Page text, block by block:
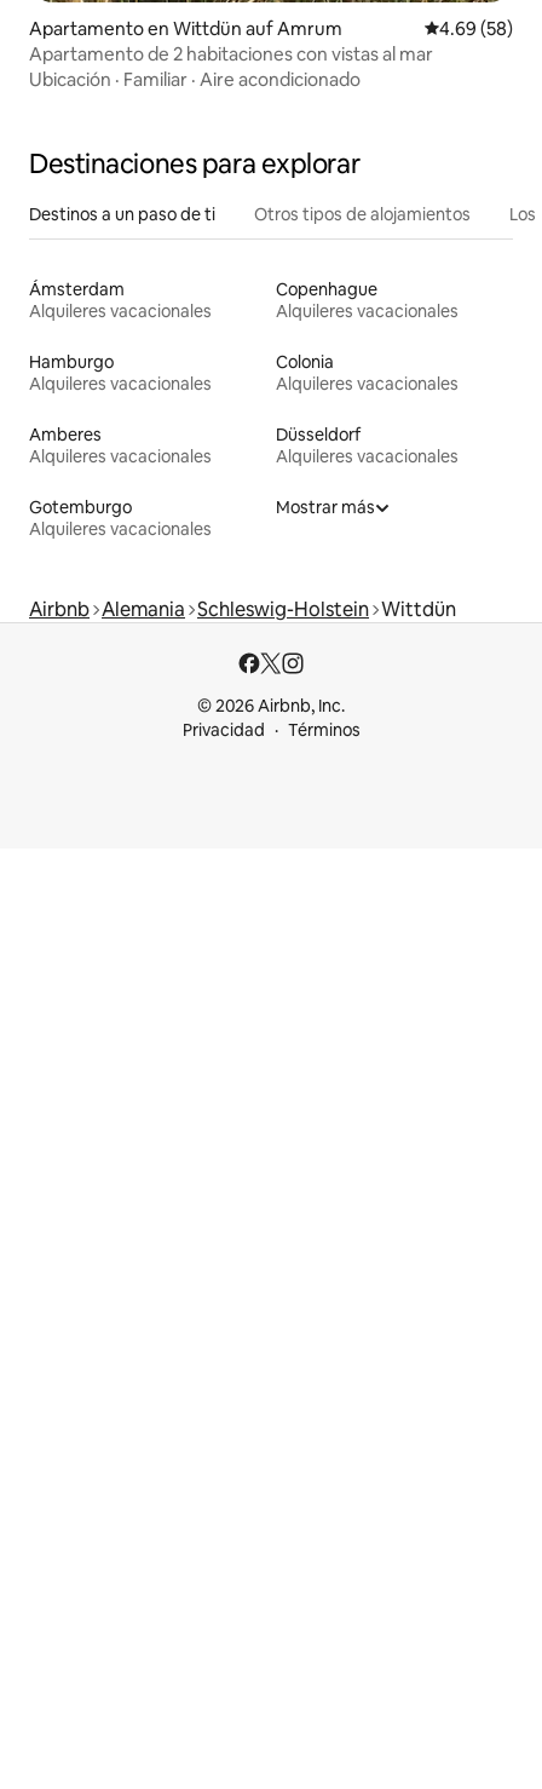
Apartamento en Wittdün auf Amrum Calificación
4.69 (58)
Apartamento de 2 habitaciones con vistas al mar
Ubicación · Familiar · Aire acondicionado
Destinaciones para explorar
Destinos a un paso de ti Otros tipos de alojamientos
Ámsterdam
Alquileres vacacionales
Copenhague
Alquileres vacacionales
Hamburgo
Alquileres vacacionales
Colonia
Alquileres vacacionales
Amberes
Alquileres vacacionales
Düsseldorf
Alquileres vacacionales
Gotemburgo
Alquileres vacacionales
Mostrar más
Airbnb Alemania Schleswig-Holstein Wittdün
© 2026 Airbnb, Inc.
Privacidad
Términos